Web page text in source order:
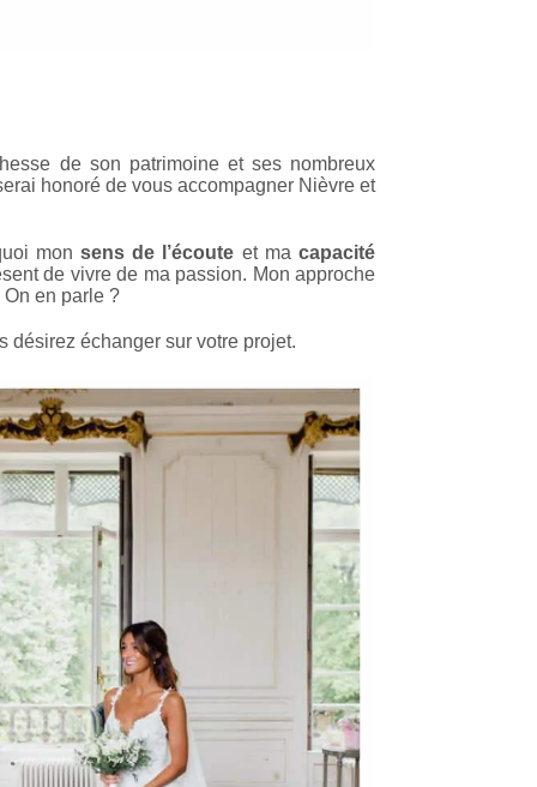
de son patrimoine et ses nombreux
honoré de vous accompagner Nièvre et
monsens de l’écoute et macapacité
de vivre de ma passion. Mon approche
On en parle ?
désirez échanger sur votre projet.